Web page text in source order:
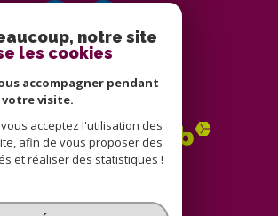
Adhérents
notre site
les cookies
accompagner pendant
votre visite.
acceptez l'utilisation des
afin de vous proposer des
et réaliser des statistiques !